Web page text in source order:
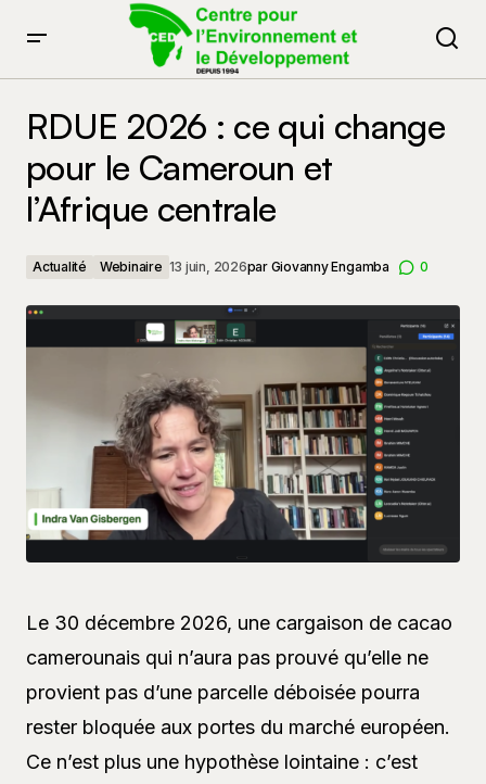
RDUE 2026 : ce qui change
pour le Cameroun et
l’Afrique centrale
Actualité Webinaire 13 juin, 2026par Giovanny Engamba 0
Le 30 décembre 2026, une cargaison de cacao
camerounais qui n’aura pas prouvé qu’elle ne
provient pas d’une parcelle déboisée pourra
rester bloquée aux portes du marché européen.
Ce n’est plus une hypothèse lointaine : c’est